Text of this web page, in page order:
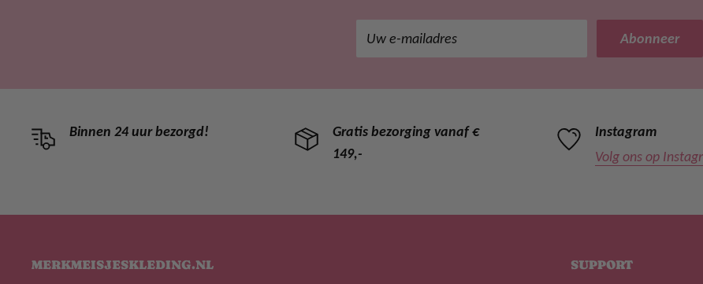
Uw e-mailadres Abonneer
Binnen 24 uur bezorgd!
Gratis bezorging vanaf €
149,-
Instagram
Volg ons op
MERKMEISJESKLEDING.NL SUPPORT